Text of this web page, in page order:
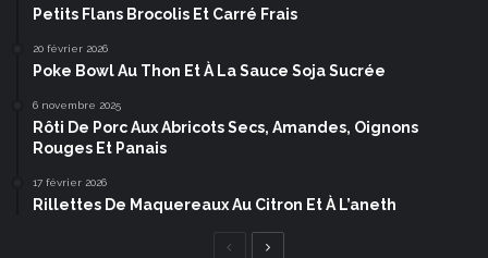
Petits Flans Brocolis Et Carré Frais
20 février 2026
Poke Bowl Au Thon Et À La Sauce Soja Sucrée
6 novembre 2025
Rôti De Porc Aux Abricots Secs, Amandes, Oignons
Rouges Et Panais
17 février 2026
Rillettes De Maquereaux Au Citron Et À L’aneth
Page